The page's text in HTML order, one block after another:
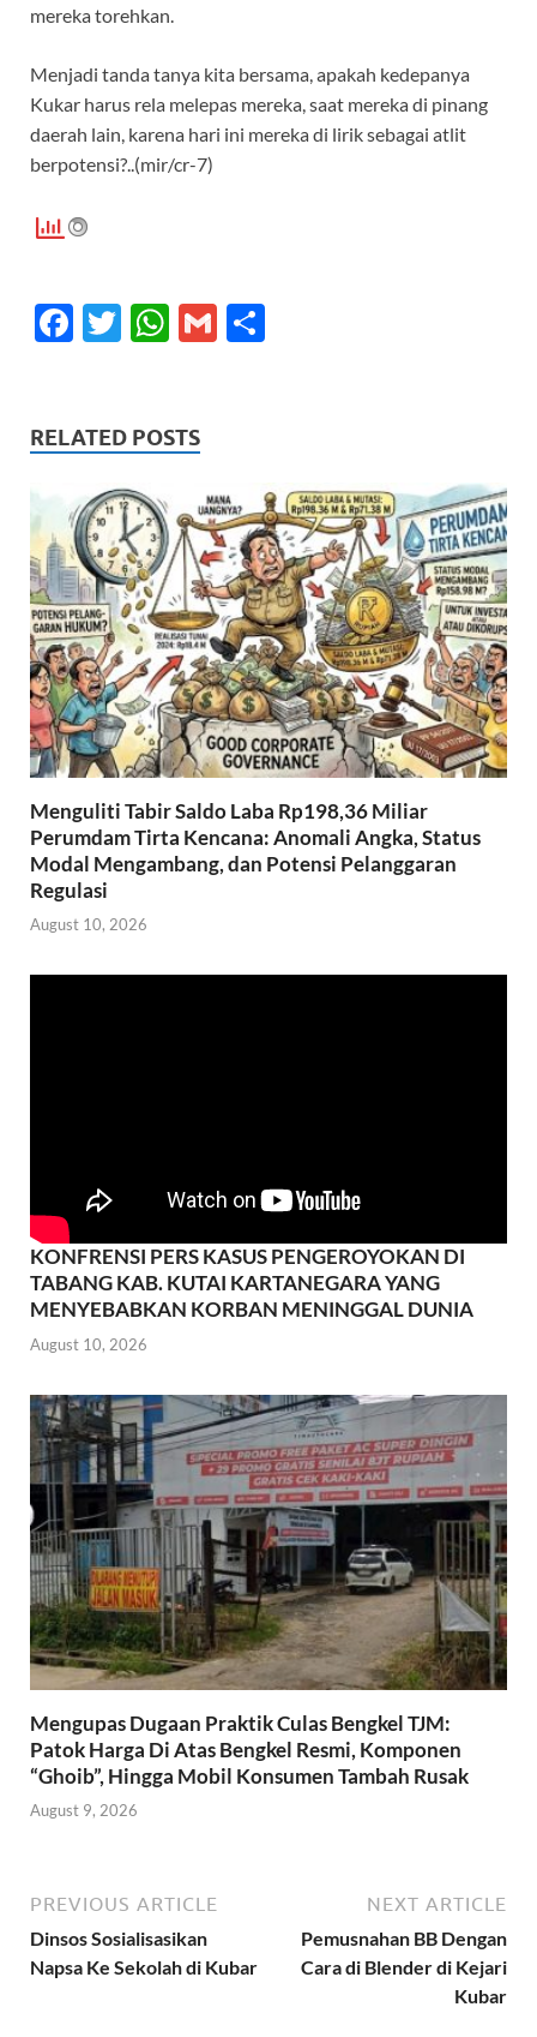
mereka torehkan.
Menjadi tanda tanya kita bersama, apakah kedepanya
Kukar harus rela melepas mereka, saat mereka di pinang
daerah lain, karena hari ini mereka di lirik sebagai atlit
berpotensi?..(mir/cr-7)
F
b
o
k
T
er
W
s
p
p
G
RELATED POSTS
Menguliti Tabir Saldo Laba Rp198,36 Miliar
Perumdam Tirta Kencana: Anomali Angka, Status
Modal Mengambang, dan Potensi Pelanggaran
Regulasi
August 10, 2026
KONFRENSI PERS KASUS PENGEROYOKAN DI
TABANG KAB. KUTAI KARTANEGARA YANG
MENYEBABKAN KORBAN MENINGGAL DUNIA
August 10, 2026
Mengupas Dugaan Praktik Culas Bengkel TJM:
Patok Harga Di Atas Bengkel Resmi, Komponen
“Ghoib”, Hingga Mobil Konsumen Tambah Rusak
August 9, 2026
PREVIOUS ARTICLE
Dinsos Sosialisasikan
Napsa Ke Sekolah di Kubar
NEXT ARTICLE
Pemusnahan BB Dengan
Cara di Blender di Kejari
Kubar